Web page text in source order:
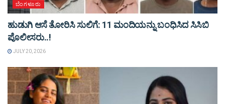
ಬೆಂಗಳೂರು
ಹುಡುಗಿ ಆಸೆ ತೋರಿಸಿ ಸುಲಿಗೆ: 11 ಮಂದಿಯನ್ನು ಬಂಧಿಸಿದ ಸಿಸಿಬಿ
ಪೊಲೀಸರು..!
JULY 20, 2026